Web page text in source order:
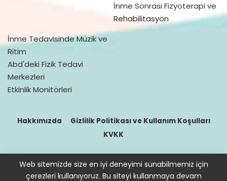
İnme Sonrası Fizyoterapi ve
Rehabilitasyon
İnme Tedavisinde Müzik ve
Ritim
Abd'deki Fizik Tedavi
Merkezleri
Etkinlik Monitörleri
Hakkımızda
Gizlilik Politikası ve Kullanım Koşulları
KVKK
© 2016–2021 doktorfizik
Web sitemizde size en iyi deneyimi sunabilmemiz için
çerezleri kullanıyoruz. Bu siteyi kullanmaya devam